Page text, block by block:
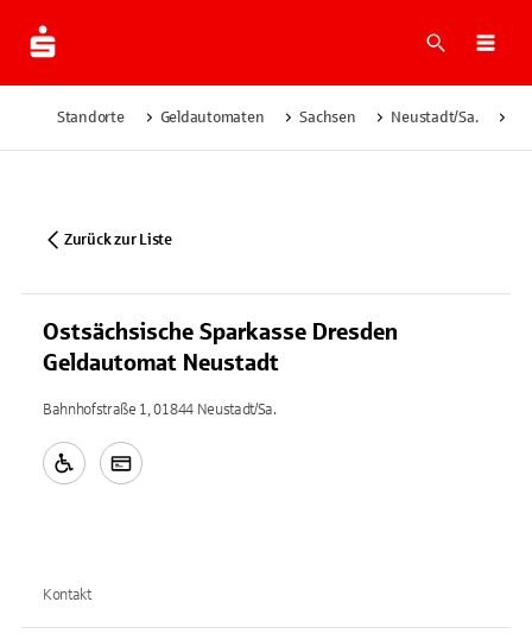
Suche
Standorte Geldautomaten Sachsen Neustadt/Sa.
Zurück zur Liste
Ostsächsische Sparkasse Dresden
Geldautomat Neustadt
Bahnhofstraße 1, 01844 Neustadt/Sa.
Kontakt